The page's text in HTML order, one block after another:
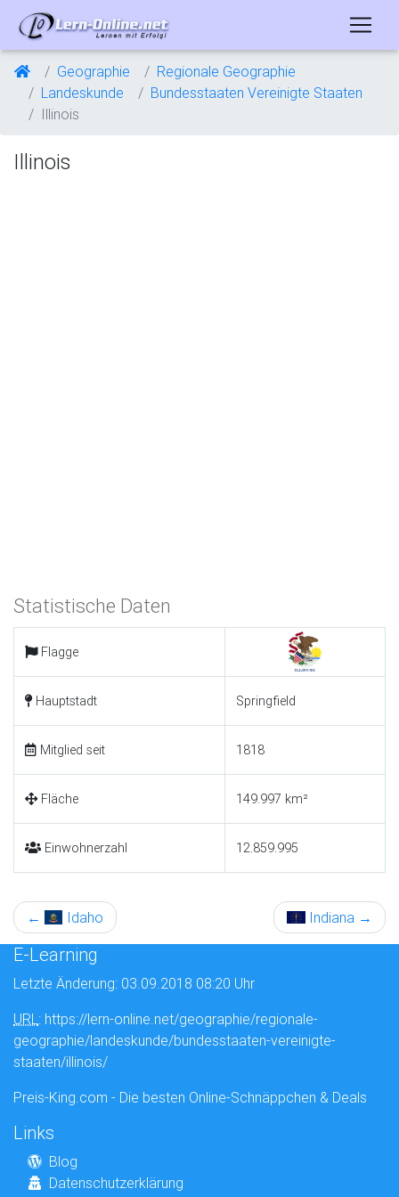
Geographie
Regionale Geographie
Landeskunde
Bundesstaaten Vereinigte Staaten
Illinois
Illinois
Statistische Daten
Flagge
Hauptstadt Springfield
Mitglied seit 1818
Fläche 149.997 km²
Einwohnerzahl 12.859.995
← Idaho Indiana →
E-Learning
Letzte Änderung: 03.09.2018 08:20 Uhr
URL: https://lern-online.net/geographie/regionale-
geographie/landeskunde/bundesstaaten-vereinigte-
staaten/illinois/
Preis-King.com - Die besten Online-Schnäppchen & Deals
Links
Blog
Datenschutzerklärung